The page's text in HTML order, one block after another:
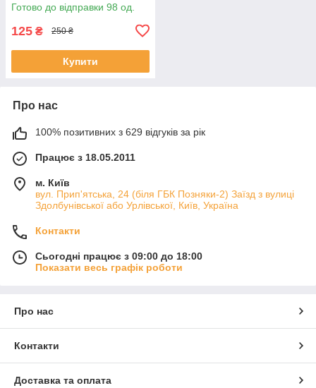
Готово до відправки 98 од.
125 ₴ 250 ₴
Купити
Про нас
100% позитивних з 629 відгуків за рік
Працює з 18.05.2011
м. Київ
вул. Прип'ятська, 24 (біля ГБК Позняки-2) Заїзд з вулиці
Здолбунівської або Урлівської, Київ, Україна
Контакти
Сьогодні працює з 09:00 до 18:00
Показати весь графік роботи
Про нас
Контакти
Доставка та оплата